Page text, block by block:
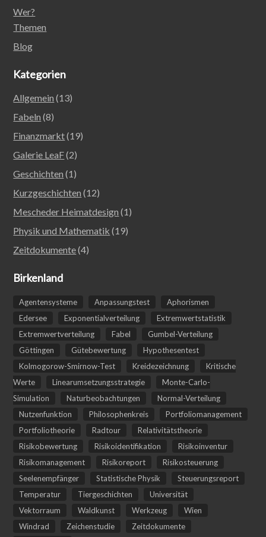
Wer?
Themen
Blog
Kategorien
Allgemein (13)
Fabeln (8)
Finanzmarkt(19)
Galerie LeaF(2)
Geschichten (1)
Kurzgeschichten (12)
Mescheder Heimatdesign (1)
Physik und Mathematik (19)
Zeitdokumente(4)
Birkenland
Agentensysteme Anpassungstest
Aphorismen
Edersee
Exponentialverteilung
Extremwertstatistik
Extremwertverteilung
Fabel
Gumbel-Verteilung
Göttingen
Gütebewertung
Hypothesentest
Kolmogorow-Smirnow-Test
Kreidezeichnung
Kritische
Werte
Linearumsetzungsstrategie
Monte-Carlo-
Simulation
Naturbeobachtungen
Normal-Verteilung
Nutzenfunktion
Philosophenkreis
Portfoliomanagement
Portfoliotheorie
Radtour
Relativitätstheorie
Risikobewertung
Risikoidentifikation
Risikoinventur
Risikomanagement
Risikoreport
Risikosteuerung
Seelenempfänger
Statistische Physik
Steuerungsreport
Temperatur
Tiergeschichten
Universität
Vektorraum
Waldkunst Werkzeug
Wien
Windrad
Zeichenstudie Zeitdokumente